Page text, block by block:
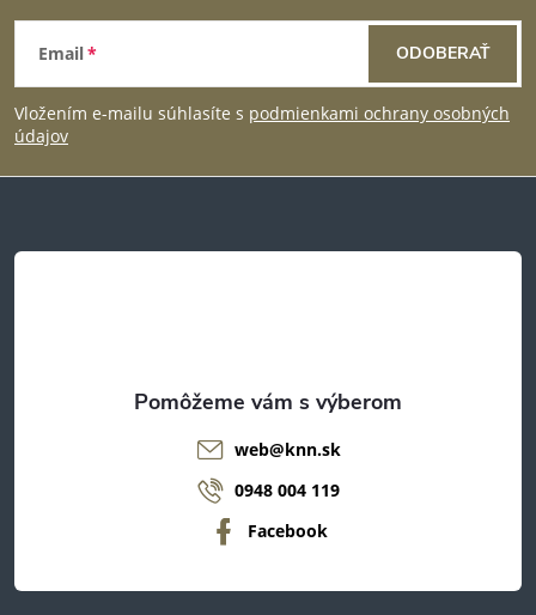
Z
á
p
t
Email
Vložením e-mailu súhlasíte s podmienkami ochrany osobných
údajov
ODOBERAŤ
web@knn.sk
0948 004 119
Facebook